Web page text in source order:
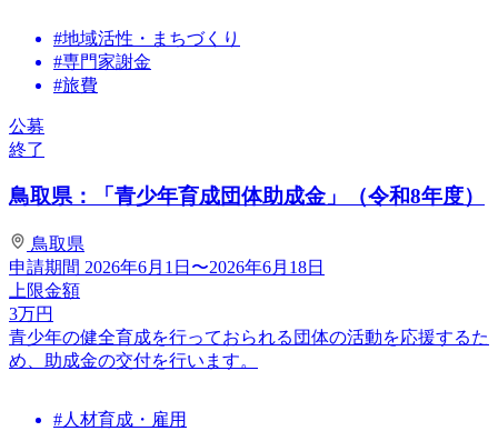
#地域活性・まちづくり
#専門家謝金
#旅費
公募
終了
鳥取県：「青少年育成団体助成金」（令和8年度）
鳥取県
申請期間 2026年6月1日〜2026年6月18日
上限金額
3万円
青少年の健全育成を行っておられる団体の活動を応援するた
め、助成金の交付を行います。
#人材育成・雇用